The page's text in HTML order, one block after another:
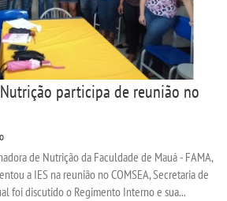
participa de reunião no
de Nutrição da Faculdade de Mauá - FAMA,
a IES na reunião no COMSEA, Secretaria de
foi discutido o Regimento Interno e sua...